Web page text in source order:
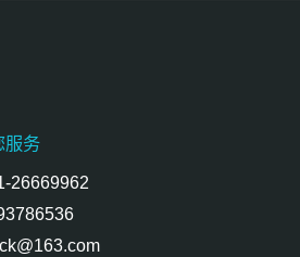
服务
26669962